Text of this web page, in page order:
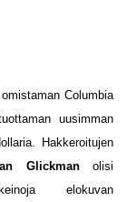
Columbia
uusimman
Hakkeroitujen
Glickmanolisi
elokuvan